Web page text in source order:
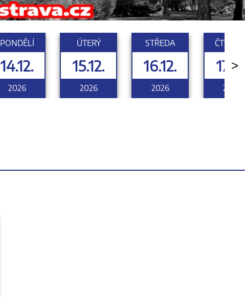
PONDĚLÍ
14.12.
2026
ÚTERÝ
15.12.
2026
STŘEDA
16.12.
2026 2026
>